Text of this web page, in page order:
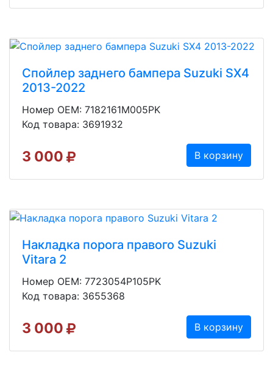
Спойлер заднего бампера Suzuki SX4
2013-2022
Номер OEM: 7182161M005PK
Код товара: 3691932
3 000 В корзину
Накладка порога правого Suzuki
Vitara 2
Номер OEM: 7723054P105PK
Код товара: 3655368
3 000 В корзину